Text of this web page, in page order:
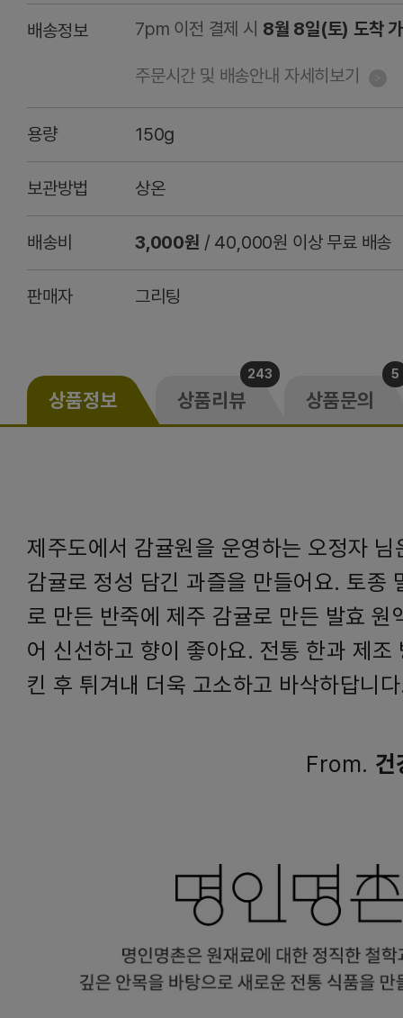
배송정보 7pm 이전 결제 시 8월 8일(토) 도착
주문시간 및 배송안내 자세히보기
용량 150g
보관방법 상온
배송비 3,000원 / 40,000원 이상 무료 배송
판매자 그리팅
상품정보 상품리뷰
243
상품문의
5
제주도에서 감귤원을 운영하는 오정자 님
감귤로 정성 담긴 과즐을 만들어요. 토종
로 만든 반죽에 제주 감귤로 만든 발효 원
어 신선하고 향이 좋아요. 전통 한과 제조
킨 후 튀겨내 더욱 고소하고 바삭하답니
From. 건